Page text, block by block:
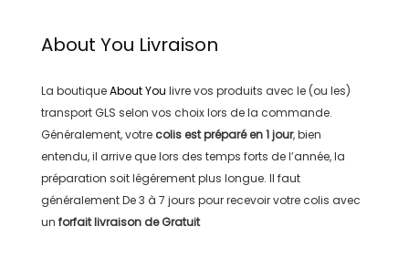
About You Livraison
La boutiqueAbout You livre vos produits avec le (ou les)
transportGLS selon vos choix lors de la commande.
Généralement, votre colis est préparé en1 jour, bien
entendu, il arrive que lors des temps forts de l’année, la
préparation soit légérement plus longue. Il faut
généralementDe 3 à 7 jours pour recevoir votre colis avec
un forfait livraison deGratuit